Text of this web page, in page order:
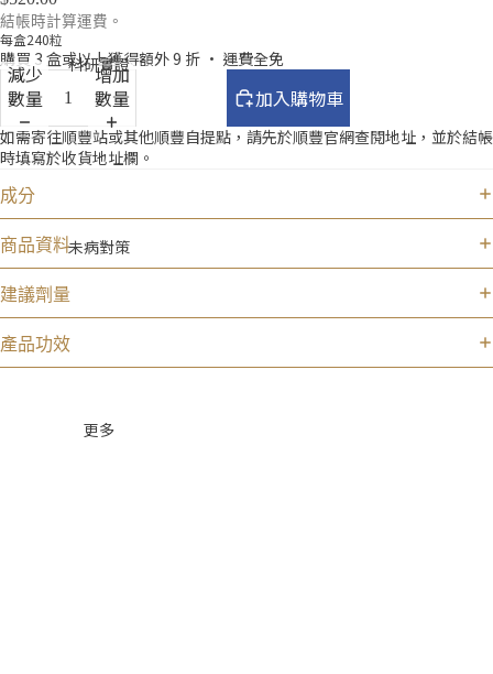
科研實證
未病對策
更多
結帳時計算運費。
每盒240粒
購買 3 盒或以上獲得額外 9 折 • 運費全免
減少
數量
增加
數量
加入購物車
如需寄往順豐站或其他順豐自提點，請先於順豐官網查閱地址，並於結帳
時填寫於收貨地址欄。
成分
商品資料
建議劑量
產品功效